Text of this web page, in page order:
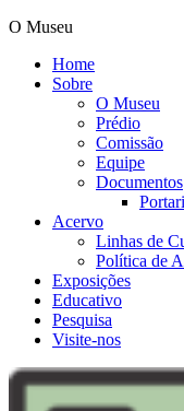
O Museu
Home
Sobre
O Museu
Prédio
Comissão
Equipe
Documentos
Acervo
Linhas de
Política de
Exposições
Educativo
Pesquisa
Visite-nos